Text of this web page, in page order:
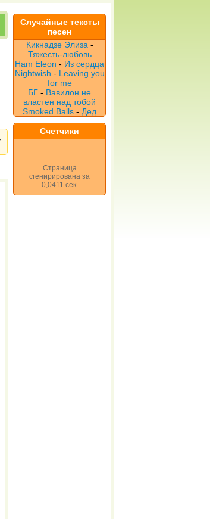
Случайные тексты
песен
Кикнадзе Элиза -
Тяжесть-любовь
Ham Eleon - Из сердца
Nightwish - Leaving you
for me
БГ - Вавилон не
властен над тобой
Smoked Balls - Дед
Счетчики
Страница
сгенирирована за
0,0411 сек.